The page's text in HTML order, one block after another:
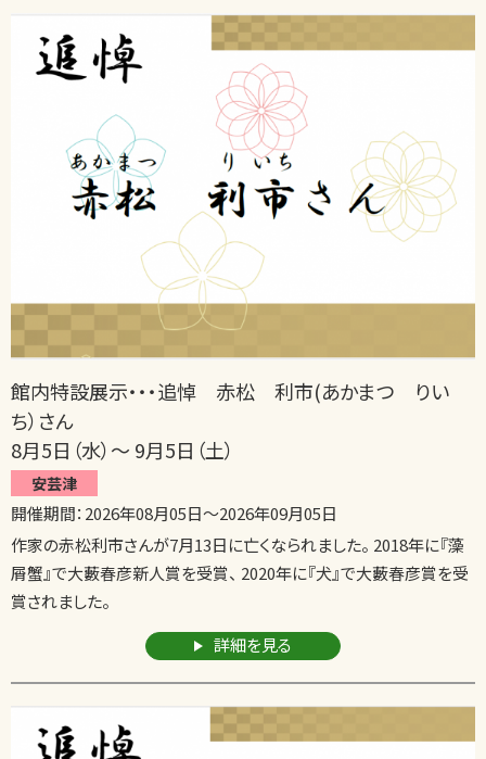
館内特設展示・・・追悼 赤松 利市(あかまつ りい
ち）さん
8月5日（水）～ 9月5日（土）
安芸津
開催期間： 2026年08月05日～2026年09月05日
作家の赤松利市さんが7月13日に亡くなられました。 2018年に『藻
屑蟹』で大藪春彦新人賞を受賞、 2020年に『犬』で大藪春彦賞を受
賞されました。
詳細を見る